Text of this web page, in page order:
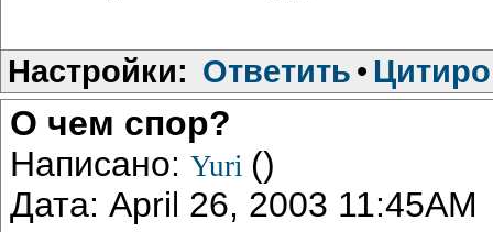
Настройки: Ответить •
О чем спор?
Написано: Yuri ()
Дата: April 26, 2003 11:45AM